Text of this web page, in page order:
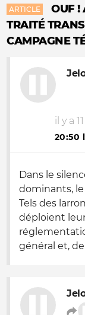
ARTICLE
OUF !
TRAITÉ
CAMPAGNE
il y a
20:50
Dans le
dominants, le
Tels des
déploient
général et,